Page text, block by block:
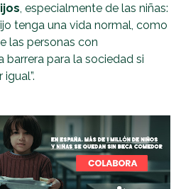
, especialmente de las niñas:
tenga una vida normal, como
las personas con
barrera para la sociedad si